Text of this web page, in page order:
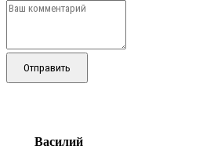
Отправить
Василий